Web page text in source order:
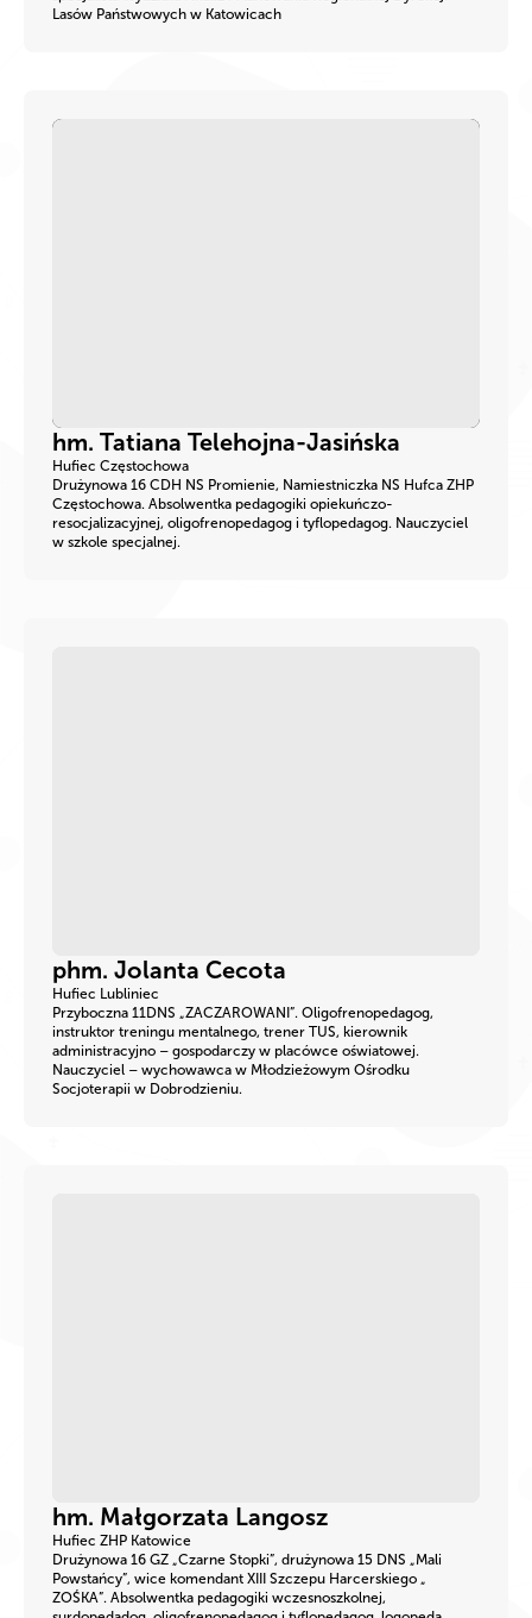
Lasów Państwowych w Katowicach
hm. Tatiana Telehojna-Jasińska
Hufiec Częstochowa
Drużynowa 16 CDH NS Promienie, Namiestniczka NS Hufca ZHP
Częstochowa. Absolwentka pedagogiki opiekuńczo-
resocjalizacyjnej, oligofrenopedagog i tyflopedagog. Nauczyciel
w szkole specjalnej.
phm. Jolanta Cecota
Hufiec Lubliniec
Przyboczna 11DNS „ZACZAROWANI”. Oligofrenopedagog,
instruktor treningu mentalnego, trener TUS, kierownik
administracyjno – gospodarczy w placówce oświatowej.
Nauczyciel – wychowawca w Młodzieżowym Ośrodku
Socjoterapii w Dobrodzieniu.
hm. Małgorzata Langosz
Hufiec ZHP Katowice
Drużynowa 16 GZ „Czarne Stopki”, drużynowa 15 DNS „Mali
Powstańcy”, wice komendant XIII Szczepu Harcerskiego „
ZOŚKA”. Absolwentka pedagogiki wczesnoszkolnej,